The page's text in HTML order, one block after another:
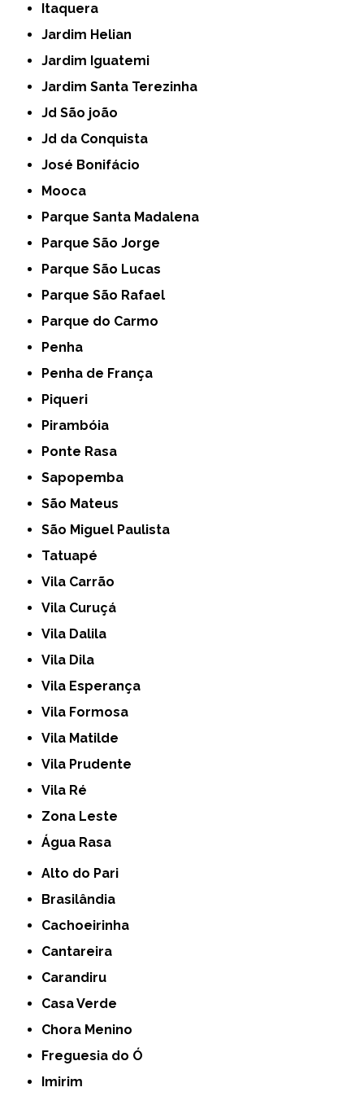
Itaquera
Jardim Helian
Jardim Iguatemi
Jardim Santa Terezinha
Jd São joão
Jd da Conquista
José Bonifácio
Mooca
Parque Santa Madalena
Parque São Jorge
Parque São Lucas
Parque São Rafael
Parque do Carmo
Penha
Penha de França
Piqueri
Pirambóia
Ponte Rasa
Sapopemba
São Mateus
São Miguel Paulista
Tatuapé
Vila Carrão
Vila Curuçá
Vila Dalila
Vila Dila
Vila Esperança
Vila Formosa
Vila Matilde
Vila Prudente
Vila Ré
Zona Leste
Água Rasa
Alto do Pari
Brasilândia
Cachoeirinha
Cantareira
Carandiru
Casa Verde
Chora Menino
Freguesia do Ó
Imirim